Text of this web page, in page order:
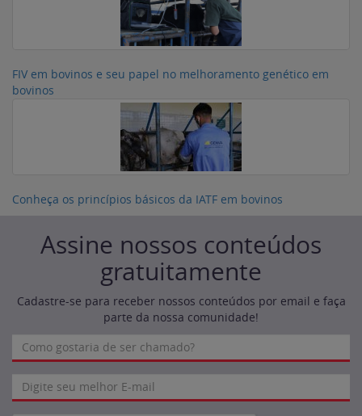
FIV em bovinos e seu papel no melhoramento genético em
bovinos
Conheça os princípios básicos da IATF em bovinos
Assine nossos conteúdos
gratuitamente
Cadastre-se para receber nossos conteúdos por email e faça
parte da nossa comunidade!